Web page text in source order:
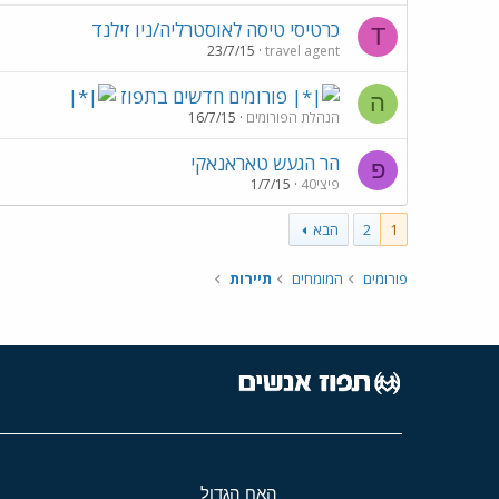
T כרטיסי טיסה לאוסטרליה/ניו זילנד
travel agent
23/7/15
ה פורומים חדשים בתפוז
הנהלת הפורומים 16/7/15
פ הר הגעש טאראנאקי
פיצי40 1/7/15
1
2 הבא
פורומים המומחים תיירות
האח הגדול